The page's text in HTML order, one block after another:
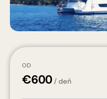
OD
€600 / deň